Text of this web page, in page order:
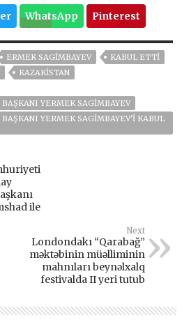
WhatsApp Pinterest
ERMEK SAGIMBAYEV
KABUL ETTI
KAZAKİSTAN
YERMEK SAGIMBAYEV
YERMEK SAGIMBAYEV'I KABUL
ile
Next
Londondakı “Qarabağ”
məktəbinin müəlliminin
mahnıları beynəlxalq
festivalda II yeri tutub